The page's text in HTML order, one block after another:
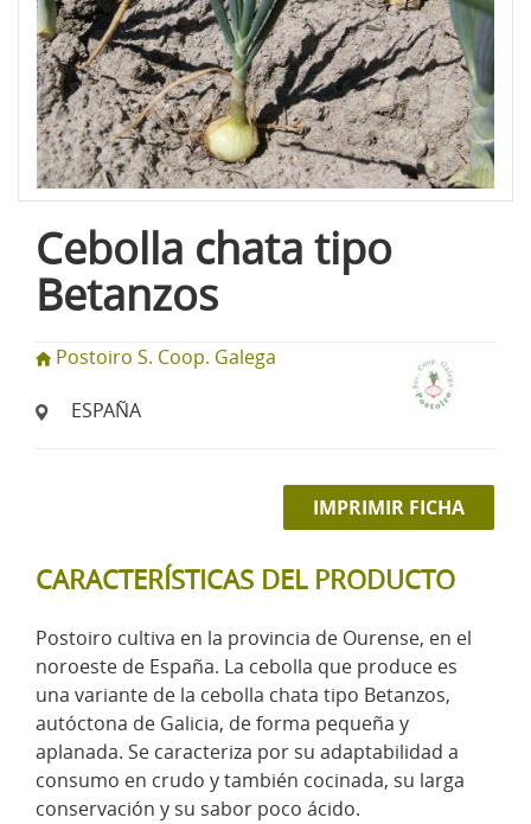
Cebolla chata tipo
Betanzos
Postoiro S. Coop. Galega
ESPAÑA
IMPRIMIR FICHA
CARACTERÍSTICAS DEL PRODUCTO
Postoiro cultiva en la provincia de Ourense, en el
noroeste de España. La cebolla que produce es
una variante de la cebolla chata tipo Betanzos,
autóctona de Galicia, de forma pequeña y
aplanada. Se caracteriza por su adaptabilidad a
consumo en crudo y también cocinada, su larga
conservación y su sabor poco ácido.